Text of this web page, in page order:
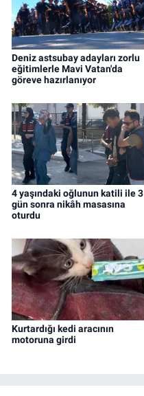
Deniz astsubay adayları zorlu
eğitimlerle Mavi Vatan'da
göreve hazırlanıyor
4 yaşındaki oğlunun katili ile 3
gün sonra nikâh masasına
oturdu
Kurtardığı kedi aracının
motoruna girdi